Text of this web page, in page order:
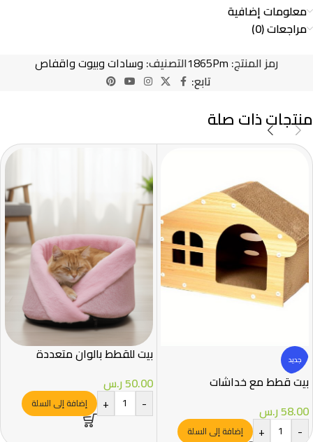
معلومات إضافية
مراجعات (0)
رمز المنتج: 1865Pmالتصنيف: وسادات وبيوت واقفاص
تابع:
منتجات ذات صلة
جديد
بيت قطط مع خداشات
58.00ر.س
-
+ إضافة إلى السلة
بيت للقطط بالوان متعددة
50.00ر.س
-
+ إضافة إلى السلة